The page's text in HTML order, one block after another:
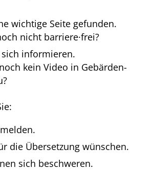
wichtige Seite gefunden.
nicht barriere·frei?
informieren.
kein Video in Gebärden-
die Übersetzung wünschen.
sich beschweren.